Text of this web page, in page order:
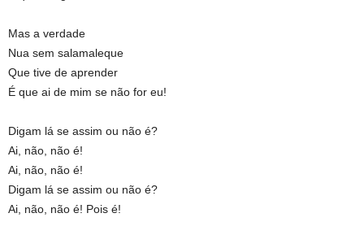
Mas a verdade
Nua sem salamaleque
Que tive de aprender
É que ai de mim se não for eu!
Digam lá se assim ou não é?
Ai, não, não é!
Ai, não, não é!
Digam lá se assim ou não é?
Ai, não, não é! Pois é!